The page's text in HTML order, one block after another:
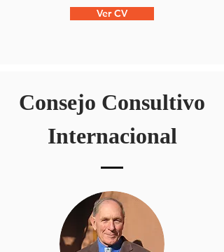
Ver CV
Consejo Consultivo
Internacional